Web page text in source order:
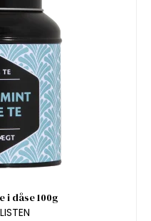
i dåse 100g